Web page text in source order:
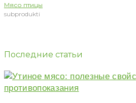
Мясо птицы
subprodukti
Последние статьи